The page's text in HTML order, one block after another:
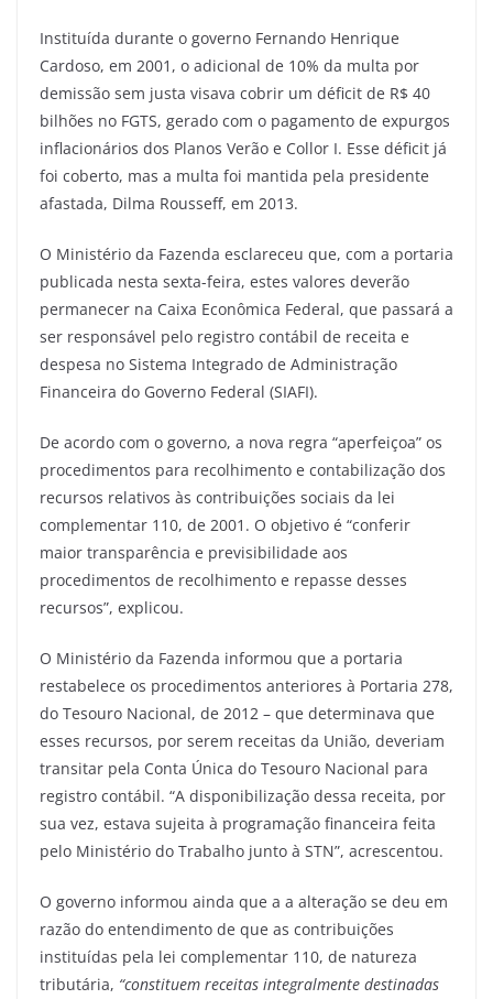
Instituída durante o governo Fernando Henrique
Cardoso, em 2001, o adicional de 10% da multa por
demissão sem justa visava cobrir um déficit de R$ 40
bilhões no FGTS, gerado com o pagamento de expurgos
inflacionários dos Planos Verão e Collor I. Esse déficit já
foi coberto, mas a multa foi mantida pela presidente
afastada, Dilma Rousseff, em 2013.
O Ministério da Fazenda esclareceu que, com a portaria
publicada nesta sexta-feira, estes valores deverão
permanecer na Caixa Econômica Federal, que passará a
ser responsável pelo registro contábil de receita e
despesa no Sistema Integrado de Administração
Financeira do Governo Federal (SIAFI).
De acordo com o governo, a nova regra “aperfeiçoa” os
procedimentos para recolhimento e contabilização dos
recursos relativos às contribuições sociais da lei
complementar 110, de 2001. O objetivo é “conferir
maior transparência e previsibilidade aos
procedimentos de recolhimento e repasse desses
recursos”, explicou.
O Ministério da Fazenda informou que a portaria
restabelece os procedimentos anteriores à Portaria 278,
do Tesouro Nacional, de 2012 – que determinava que
esses recursos, por serem receitas da União, deveriam
transitar pela Conta Única do Tesouro Nacional para
registro contábil. “A disponibilização dessa receita, por
sua vez, estava sujeita à programação financeira feita
pelo Ministério do Trabalho junto à STN”, acrescentou.
O governo informou ainda que a a alteração se deu em
razão do entendimento de que as contribuições
instituídas pela lei complementar 110, de natureza
tributária, “constituem receitas integralmente destinadas